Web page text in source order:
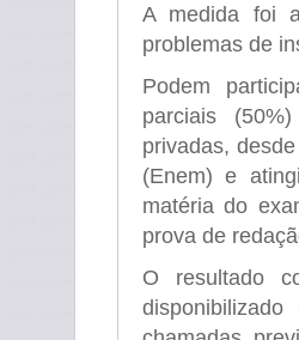
A medida foi
problemas de
Podem
parciais
privadas,
(Enem) e
matéria do
prova de
O resultado